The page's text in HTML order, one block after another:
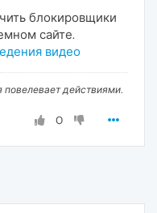
блокировщики
сайте.
видео
повелевает действиями.
0